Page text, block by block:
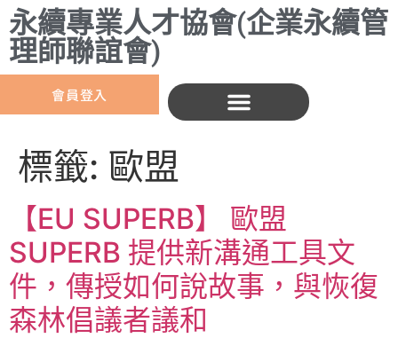
永續專業人才協會(企業永續管
理師聯誼會)
會員登入
標籤: 歐盟
【EU SUPERB】 歐盟
SUPERB 提供新溝通工具文
件，傳授如何說故事，與恢復
森林倡議者議和